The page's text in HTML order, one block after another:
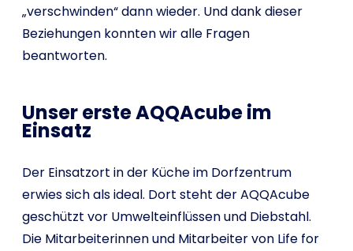
„verschwinden“ dann wieder. Und dank dieser
Beziehungen konnten wir alle Fragen
beantworten.
Unser erste AQQAcube im
Einsatz
Der Einsatzort in der Küche im Dorfzentrum
erwies sich als ideal. Dort steht der AQQAcube
geschützt vor Umwelteinflüssen und Diebstahl.
Die Mitarbeiterinnen und Mitarbeiter von Life for